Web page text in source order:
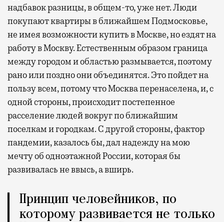
надбавок разницы, в общем-то, уже нет. Люди
покупают квартиры в ближайшем Подмосковье,
не имея возможности купить в Москве, но ездят на
работу в Москву. Естественным образом граница
между городом и областью размывается, поэтому
рано или поздно они объединятся. Это пойдет на
пользу всем, потому что Москва перенаселена, и, с
одной стороны, происходит постепенное
расселение людей вокруг по ближайшим
поселкам и городкам. С другой стороны, фактор
пандемии, казалось бы, дал надежду на мою
мечту об одноэтажной России, которая бы
развивалась не ввысь, а вширь.
Принцип человейников, по
которому развивается не только